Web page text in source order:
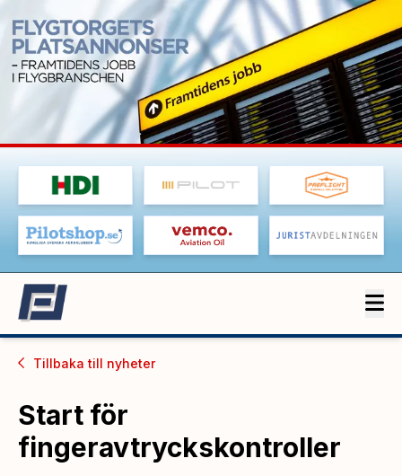
Tillbaka till nyheter
Start för
fingeravtryckskontroller